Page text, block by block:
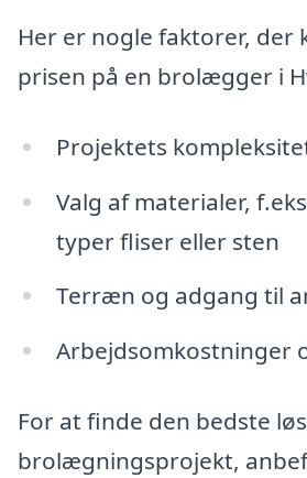
Her er nogle faktorer, der
prisen på en brolægger i
Projektets
Valg af materialer,
typer fliser eller sten
Terræn og adgang til
Arbejdsomkostninger
For at finde den bedste
brolægningsprojekt,